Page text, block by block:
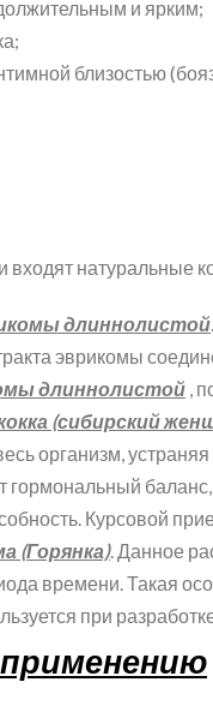
и ярким;
близостью
входят натуральные
длиннолистой
эврикомы
длиннолистой ,
(сибирский
организм,
Курсовой
(Горянка). Данное
времени. Такая
при